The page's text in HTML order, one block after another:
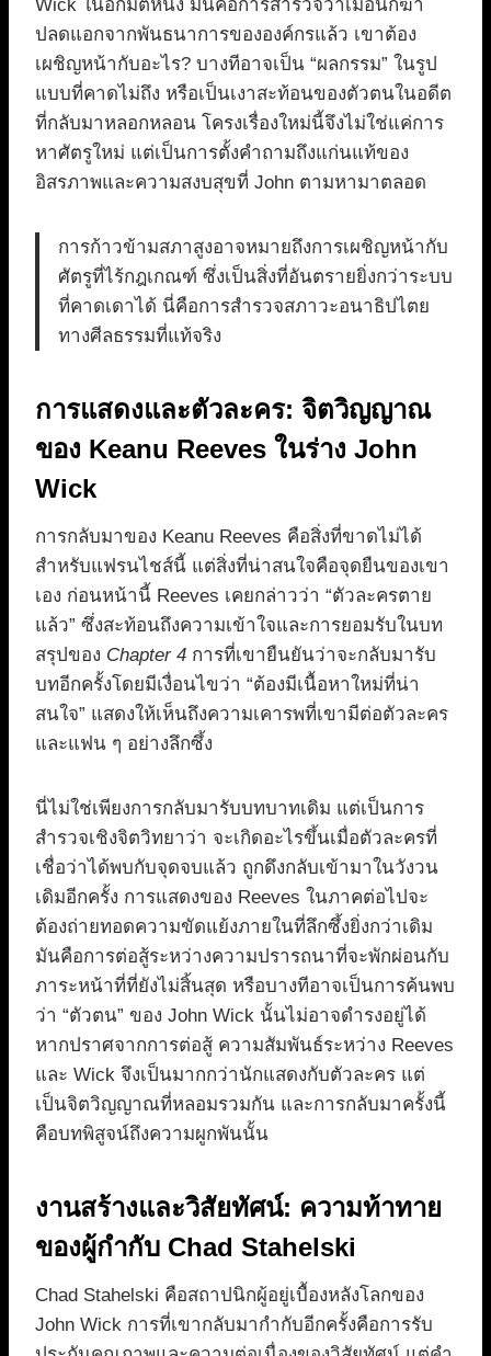
Wick ในอีกมิติหนึ่ง มันคือการสำรวจว่าเมื่อนักฆ่า
ปลดแอกจากพันธนาการขององค์กรแล้ว เขาต้อง
เผชิญหน้ากับอะไร? บางทีอาจเป็น “ผลกรรม” ในรูป
แบบที่คาดไม่ถึง หรือเป็นเงาสะท้อนของตัวตนในอดีต
ที่กลับมาหลอกหลอน โครงเรื่องใหม่นี้จึงไม่ใช่แค่การ
หาศัตรูใหม่ แต่เป็นการตั้งคำถามถึงแก่นแท้ของ
อิสรภาพและความสงบสุขที่ John ตามหามาตลอด
การก้าวข้ามสภาสูงอาจหมายถึงการเผชิญหน้ากับ
ศัตรูที่ไร้กฎเกณฑ์ ซึ่งเป็นสิ่งที่อันตรายยิ่งกว่าระบบ
ที่คาดเดาได้ นี่คือการสำรวจสภาวะอนาธิปไตย
ทางศีลธรรมที่แท้จริง
การแสดงและตัวละคร: จิตวิญญาณ
ของ Keanu Reeves ในร่าง John
Wick
การกลับมาของ Keanu Reeves คือสิ่งที่ขาดไม่ได้
สำหรับแฟรนไชส์นี้ แต่สิ่งที่น่าสนใจคือจุดยืนของเขา
เอง ก่อนหน้านี้ Reeves เคยกล่าวว่า “ตัวละครตาย
แล้ว” ซึ่งสะท้อนถึงความเข้าใจและการยอมรับในบท
สรุปของ Chapter 4 การที่เขายืนยันว่าจะกลับมารับ
บทอีกครั้งโดยมีเงื่อนไขว่า “ต้องมีเนื้อหาใหม่ที่น่า
สนใจ” แสดงให้เห็นถึงความเคารพที่เขามีต่อตัวละคร
และแฟน ๆ อย่างลึกซึ้ง
นี่ไม่ใช่เพียงการกลับมารับบทบาทเดิม แต่เป็นการ
สำรวจเชิงจิตวิทยาว่า จะเกิดอะไรขึ้นเมื่อตัวละครที่
เชื่อว่าได้พบกับจุดจบแล้ว ถูกดึงกลับเข้ามาในวังวน
เดิมอีกครั้ง การแสดงของ Reeves ในภาคต่อไปจะ
ต้องถ่ายทอดความขัดแย้งภายในที่ลึกซึ้งยิ่งกว่าเดิม
มันคือการต่อสู้ระหว่างความปรารถนาที่จะพักผ่อนกับ
ภาระหน้าที่ที่ยังไม่สิ้นสุด หรือบางทีอาจเป็นการค้นพบ
ว่า “ตัวตน” ของ John Wick นั้นไม่อาจดำรงอยู่ได้
หากปราศจากการต่อสู้ ความสัมพันธ์ระหว่าง Reeves
และ Wick จึงเป็นมากกว่านักแสดงกับตัวละคร แต่
เป็นจิตวิญญาณที่หลอมรวมกัน และการกลับมาครั้งนี้
คือบทพิสูจน์ถึงความผูกพันนั้น
งานสร้างและวิสัยทัศน์: ความท้าทาย
ของผู้กำกับ Chad Stahelski
Chad Stahelski คือสถาปนิกผู้อยู่เบื้องหลังโลกของ
John Wick การที่เขากลับมากำกับอีกครั้งคือการรับ